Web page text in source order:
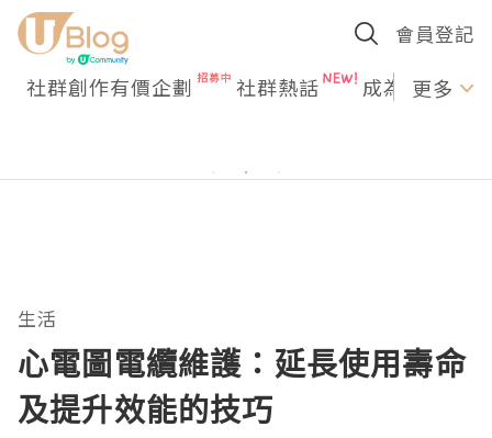
會員登記
社群創作有價企劃 社群熱話 成為U更多
生活
心電圖電纜維護：延長使用壽命
及提升效能的技巧